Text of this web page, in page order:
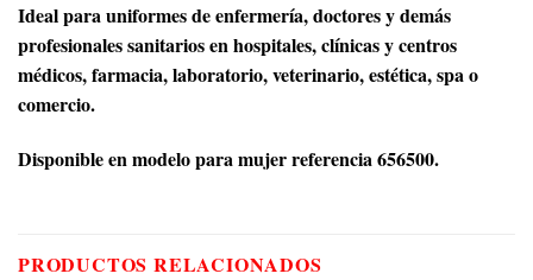
Ideal para uniformes de enfermería, doctores y demás
profesionales sanitarios en hospitales, clínicas y centros
médicos, farmacia, laboratorio, veterinario, estética, spa o
comercio.
Disponible en modelo para mujer referencia 656500.
PRODUCTOS RELACIONADOS